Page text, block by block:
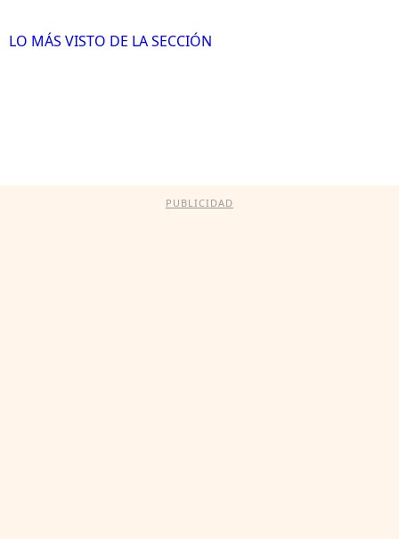
LO MÁS VISTO DE LA SECCIÓN
PUBLICIDAD